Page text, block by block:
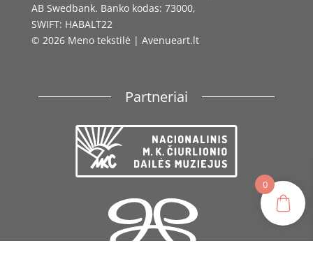
AB Swedbank. Banko kodas: 73000,
SWIFT: HABALT22
© 2026 Meno tekstilė | Avenueart.lt
Partneriai
0